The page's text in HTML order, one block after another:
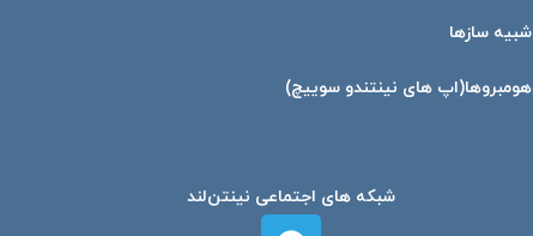
شبیه ساز‌ها
هومبرو‌ها(اپ های نینتندو سوییچ)
شبکه های اجتماعی نینتن‌لند